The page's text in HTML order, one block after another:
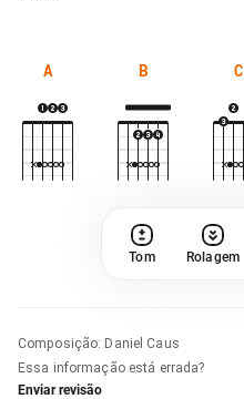
A B C
Tom Rolagem
Composição: Daniel Caus
Essa informação está errada?
Enviar revisão